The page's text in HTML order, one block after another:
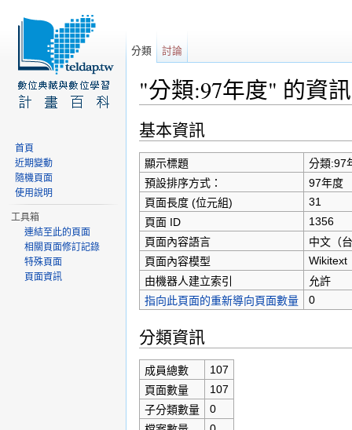
"分類:97年度" 的資訊
基本資訊
顯示標題
分類:97
預設排序方式：
97年度
頁面長度 (位元組)
31
頁面 ID
1356
頁面內容語言
中文（
頁面內容模型
Wikitext
由機器人建立索引
允許
指向此頁面的重新導向頁面數量
0
分類資訊
成員總數
107
頁面數量
107
子分類數量
0
分類 討論
首頁
近期變動
隨機頁面
使用說明
工具箱
連結至此的頁面
相關頁面修訂記錄
特殊頁面
頁面資訊